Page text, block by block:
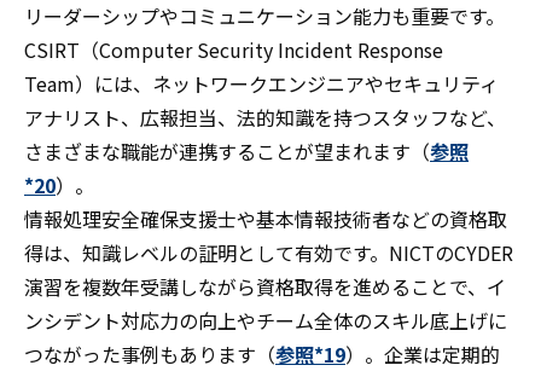
リーダーシップやコミュニケーション能力も重要です。
CSIRT（Computer Security Incident Response
Team）には、ネットワークエンジニアやセキュリティ
アナリスト、広報担当、法的知識を持つスタッフなど、
さまざまな職能が連携することが望まれます（参照
*20）。
情報処理安全確保支援士や基本情報技術者などの資格取
得は、知識レベルの証明として有効です。NICTのCYDER
演習を複数年受講しながら資格取得を進めることで、イ
ンシデント対応力の向上やチーム全体のスキル底上げに
つながった事例もあります（参照*19）。企業は定期的